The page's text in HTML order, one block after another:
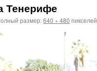
Тенерифе
размер:640 × 480 пикселей